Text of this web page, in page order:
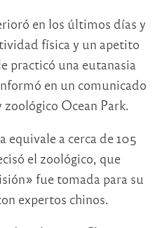
en los últimos días y
física y un apetito
practicó una eutanasia
en un comunicado
Ocean Park.
equivale a cerca de 105
el zoológico, que
fue tomada para su
expertos chinos.